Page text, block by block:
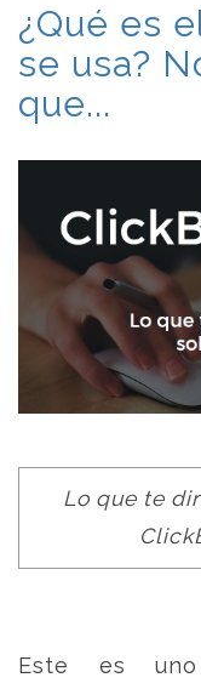
¿Qué es
se usa?
que...
Lo que te
Este es